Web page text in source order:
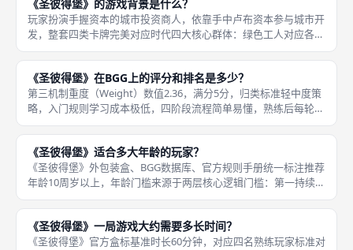
分：第
《圣彼得堡》的游戏背景是什么？
玩家扮演手握资本的城市投资商人，依靠手中卢布资本参与城市开
发，整套四类卡牌完美对应时代四大核心群体：绿色工人对应各类
建设工匠、蓝色建筑对应城市宫殿工坊、橙色贵族对应沙俄宫廷贵
族、升级卡代表城市设施翻新改造。《圣彼得堡》完整历史背景依
托俄国彼
《圣彼得堡》在BGG上的评分和排名是多少？
第三机制重度（Weight）数值2.36，满分5分，归类标准轻中度策
略，入门规则学习成本极低，四阶段流程简单易懂，熟练后每轮操
作流畅无冗长结算；平台完整收录2004初版、2017修订版、两款
扩展、民间单人变体规则，海量玩家原创运营攻略、卡组
《圣彼得堡》适合多大年龄的玩家？
《圣彼得堡》外包装盒、BGG数据库、官方规则手册统一标注推荐
年龄10周岁以上，年龄门槛来源于两层核心逻辑门槛：第一持续金
钱数值计算，玩家需要持续核算卢布收支、卡牌短期收益与终局分
数差值，预判12轮内经济循环，持续做多维度取舍，低龄儿童难以
平
《圣彼得堡》一局游戏大约需要多长时间？
《圣彼得堡》官方盒标基准时长60分钟，对应四名熟练玩家标准对